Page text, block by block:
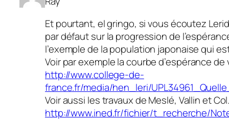
Et pourtant, el gringo, si vous écoutez
par défaut sur la progression de
l’exemple de la population japonaise qui
Voir par exemple la courbe d’espérance
http://www.college-de-
france.fr/media/hen_leri/
Voir aussi les travaux de Meslé, Vallin et Col.
http://www.ined.fr/fichier/t_recherche/